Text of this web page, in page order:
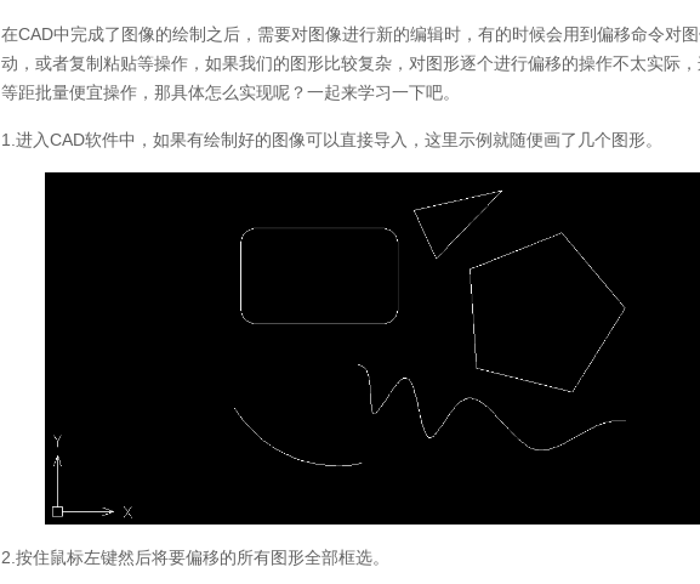
在CAD中完成了图像的绘制之后，需要对图像进行新的编辑时，有的时候会用到偏移命令对
动，或者复制粘贴等操作，如果我们的图形比较复杂，对图形逐个进行偏移的操作不太实际
等距批量便宜操作，那具体怎么实现呢？一起来学习一下吧。
1. 进入CAD软件中，如果有绘制好的图像可以直接导入，这里示例就随便画了几个图形。
2. 按住鼠标左键然后将要偏移的所有图形全部框选。